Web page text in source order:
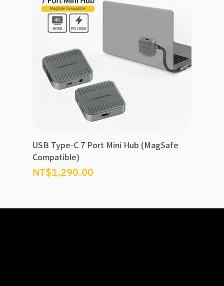
USB Type-C 7 Port Mini Hub (MagSafe
Compatible)
價格
NT$1,290.00